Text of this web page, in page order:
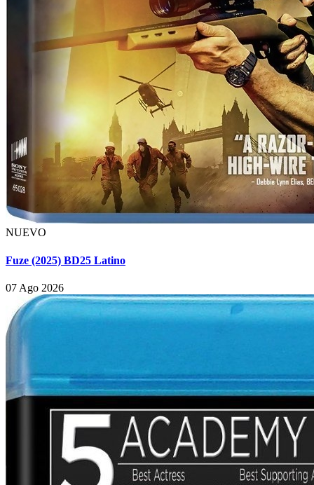
NUEVO
Fuze (2025) BD25 Latino
07 Ago 2026